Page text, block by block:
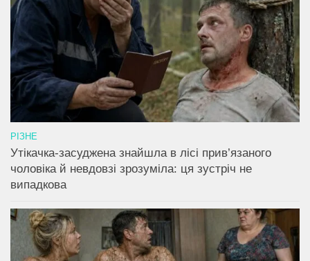
РІЗНЕ
Утікачка-засуджена знайшла в лісі прив’язаного
чоловіка й невдовзі зрозуміла: ця зустріч не
випадкова